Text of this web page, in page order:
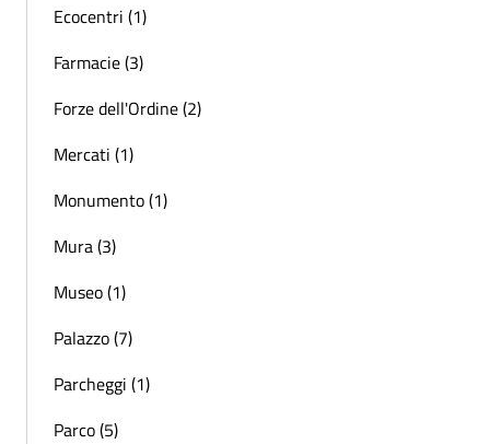
Ecocentri (1)
Farmacie (3)
Forze dell'Ordine (2)
Mercati (1)
Monumento (1)
Mura (3)
Museo (1)
Palazzo (7)
Parcheggi (1)
Parco (5)